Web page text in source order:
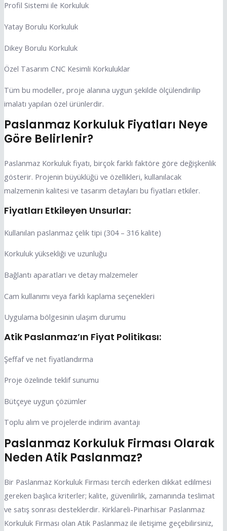
Profil Sistemi ile Korkuluk
Yatay Borulu Korkuluk
Dikey Borulu Korkuluk
Özel Tasarım CNC Kesimli Korkuluklar
Tüm bu modeller, proje alanına uygun şekilde ölçülendirilip
imalatı yapılan özel ürünlerdir.
Paslanmaz Korkuluk Fiyatları Neye
Göre Belirlenir?
Paslanmaz Korkuluk fiyatı, birçok farklı faktöre göre değişkenlik
gösterir. Projenin büyüklüğü ve özellikleri, kullanılacak
malzemenin kalitesi ve tasarım detayları bu fiyatları etkiler.
Fiyatları Etkileyen Unsurlar:
Kullanılan paslanmaz çelik tipi (304 – 316 kalite)
Korkuluk yüksekliği ve uzunluğu
Bağlantı aparatları ve detay malzemeler
Cam kullanımı veya farklı kaplama seçenekleri
Uygulama bölgesinin ulaşım durumu
Atik Paslanmaz’ın Fiyat Politikası:
Şeffaf ve net fiyatlandırma
Proje özelinde teklif sunumu
Bütçeye uygun çözümler
Toplu alım ve projelerde indirim avantajı
Paslanmaz Korkuluk Firması Olarak
Neden Atik Paslanmaz?
Bir Paslanmaz Korkuluk Firması tercih ederken dikkat edilmesi
gereken başlıca kriterler; kalite, güvenilirlik, zamanında teslimat
ve satış sonrası desteklerdir. Kirklareli-Pinarhisar Paslanmaz
Korkuluk Firması olan Atik Paslanmaz ile iletişime geçebilirsiniz,